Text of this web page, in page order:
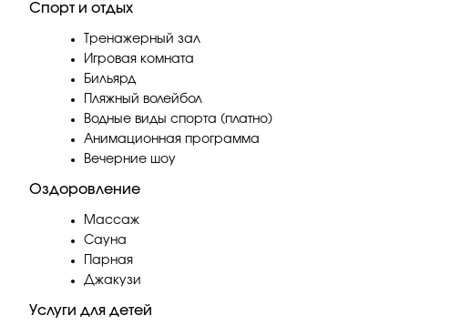
Спорт и отдых
Тренажерный зал
Игровая комната
Бильярд
Пляжный волейбол
Водные виды спорта (платно)
Анимационная программа
Вечерние шоу
Оздоровление
Массаж
Сауна
Парная
Джакузи
Услуги для детей